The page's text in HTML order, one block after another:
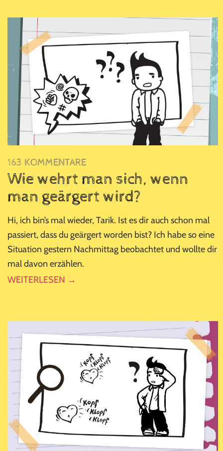
163 KOMMENTARE
Wie wehrt man sich, wenn
man geärgert wird?
Hi, ich bin’s mal wieder, Tarik. Ist es dir auch schon mal
passiert, dass du geärgert worden bist? Ich habe so eine
Situation gestern Nachmittag beobachtet und wollte dir
mal davon erzählen.
WEITERLESEN →